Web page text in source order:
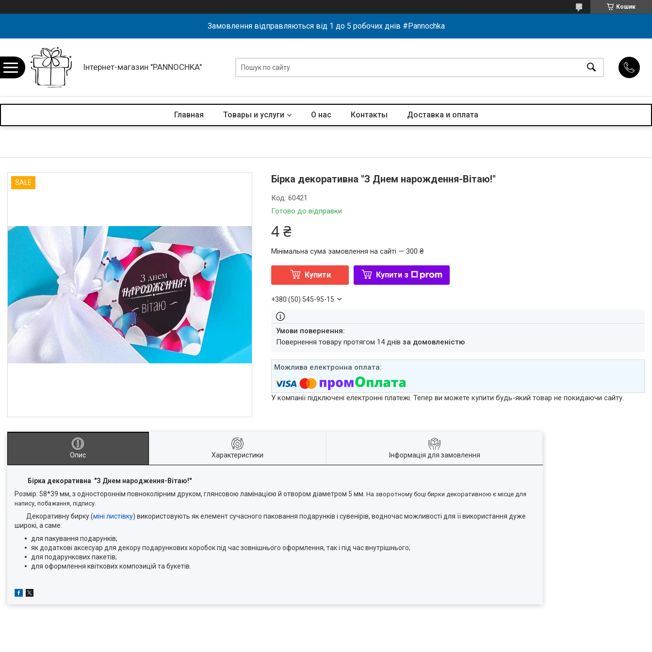
Кошик
Замовлення відправляються від 1 до 5 робочих днів #Pannochka
Інтернет-магазин "PANNOCHKA"
Главная Товары и услуги О нас Контакты Доставка и оплата
SALE Бірка декоративна "З Днем нарождення-Вітаю!"
Готово до відправки
Код:60421
4 ₴
Мінімальна сума замовлення на сайті — 300 ₴
Купити Купити з
+380 (50) 545-95-15
повернення товару протягом 14 днівза домовленістю
У компанії підключені електронні платежі. Тепер ви можете купити будь-який товар не покидаючи сайту.
Опис Характеристики Інформація для замовлення
Бірка декоративна "З Днем народження-Вітаю!"
Розмір: 58*39 мм, з одностороннім повноколірним друком, глянсовою ламінацією й отвором діаметром 5 мм. На зворотному боці бирки декоративною є місце для
напису, побажання, підпису.
Декоративну бирку (міні листівку) використовують як елемент сучасного паковання подарунків і сувенірів, водночас можливості для її використання дуже
широкі, а саме:
для пакування подарунків;
як додаткові аксесуар для декору подарункових коробок під час зовнішнього оформлення, так і під час внутрішнього;
для подарункових пакетів;
для оформлення квіткових композицій та букетів.